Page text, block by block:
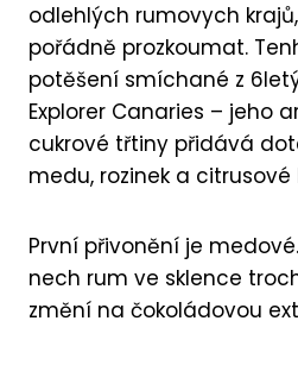
odlehlých rumovych
pořádně prozkoumat.
potěšení smíchané z
Explorer Canaries – jeho
cukrové třtiny přidává
medu, rozinek a citrusové
První přivonění je
nech rum ve sklence
změní na čokoládovou